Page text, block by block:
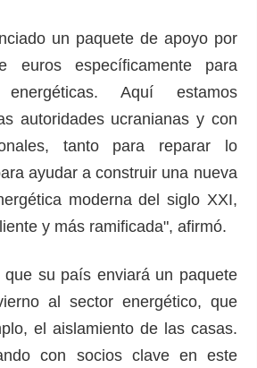
un paquete de apoyo por
euros específicamente para
energéticas. Aquí estamos
autoridades ucranianas y con
tanto para reparar lo
ayudar a construir una nueva
moderna del siglo XXI,
y más ramificada", afirmó.
que su país enviará un paquete
al sector energético, que
el aislamiento de las casas.
con socios clave en este